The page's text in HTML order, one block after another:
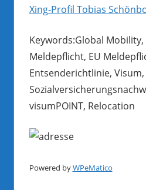
Xing-Profil Tobias
Keywords:Global
Meldepflicht, EU
Entsenderichtlinie,
visumPOINT, Relocation
Powered byWPeMatico